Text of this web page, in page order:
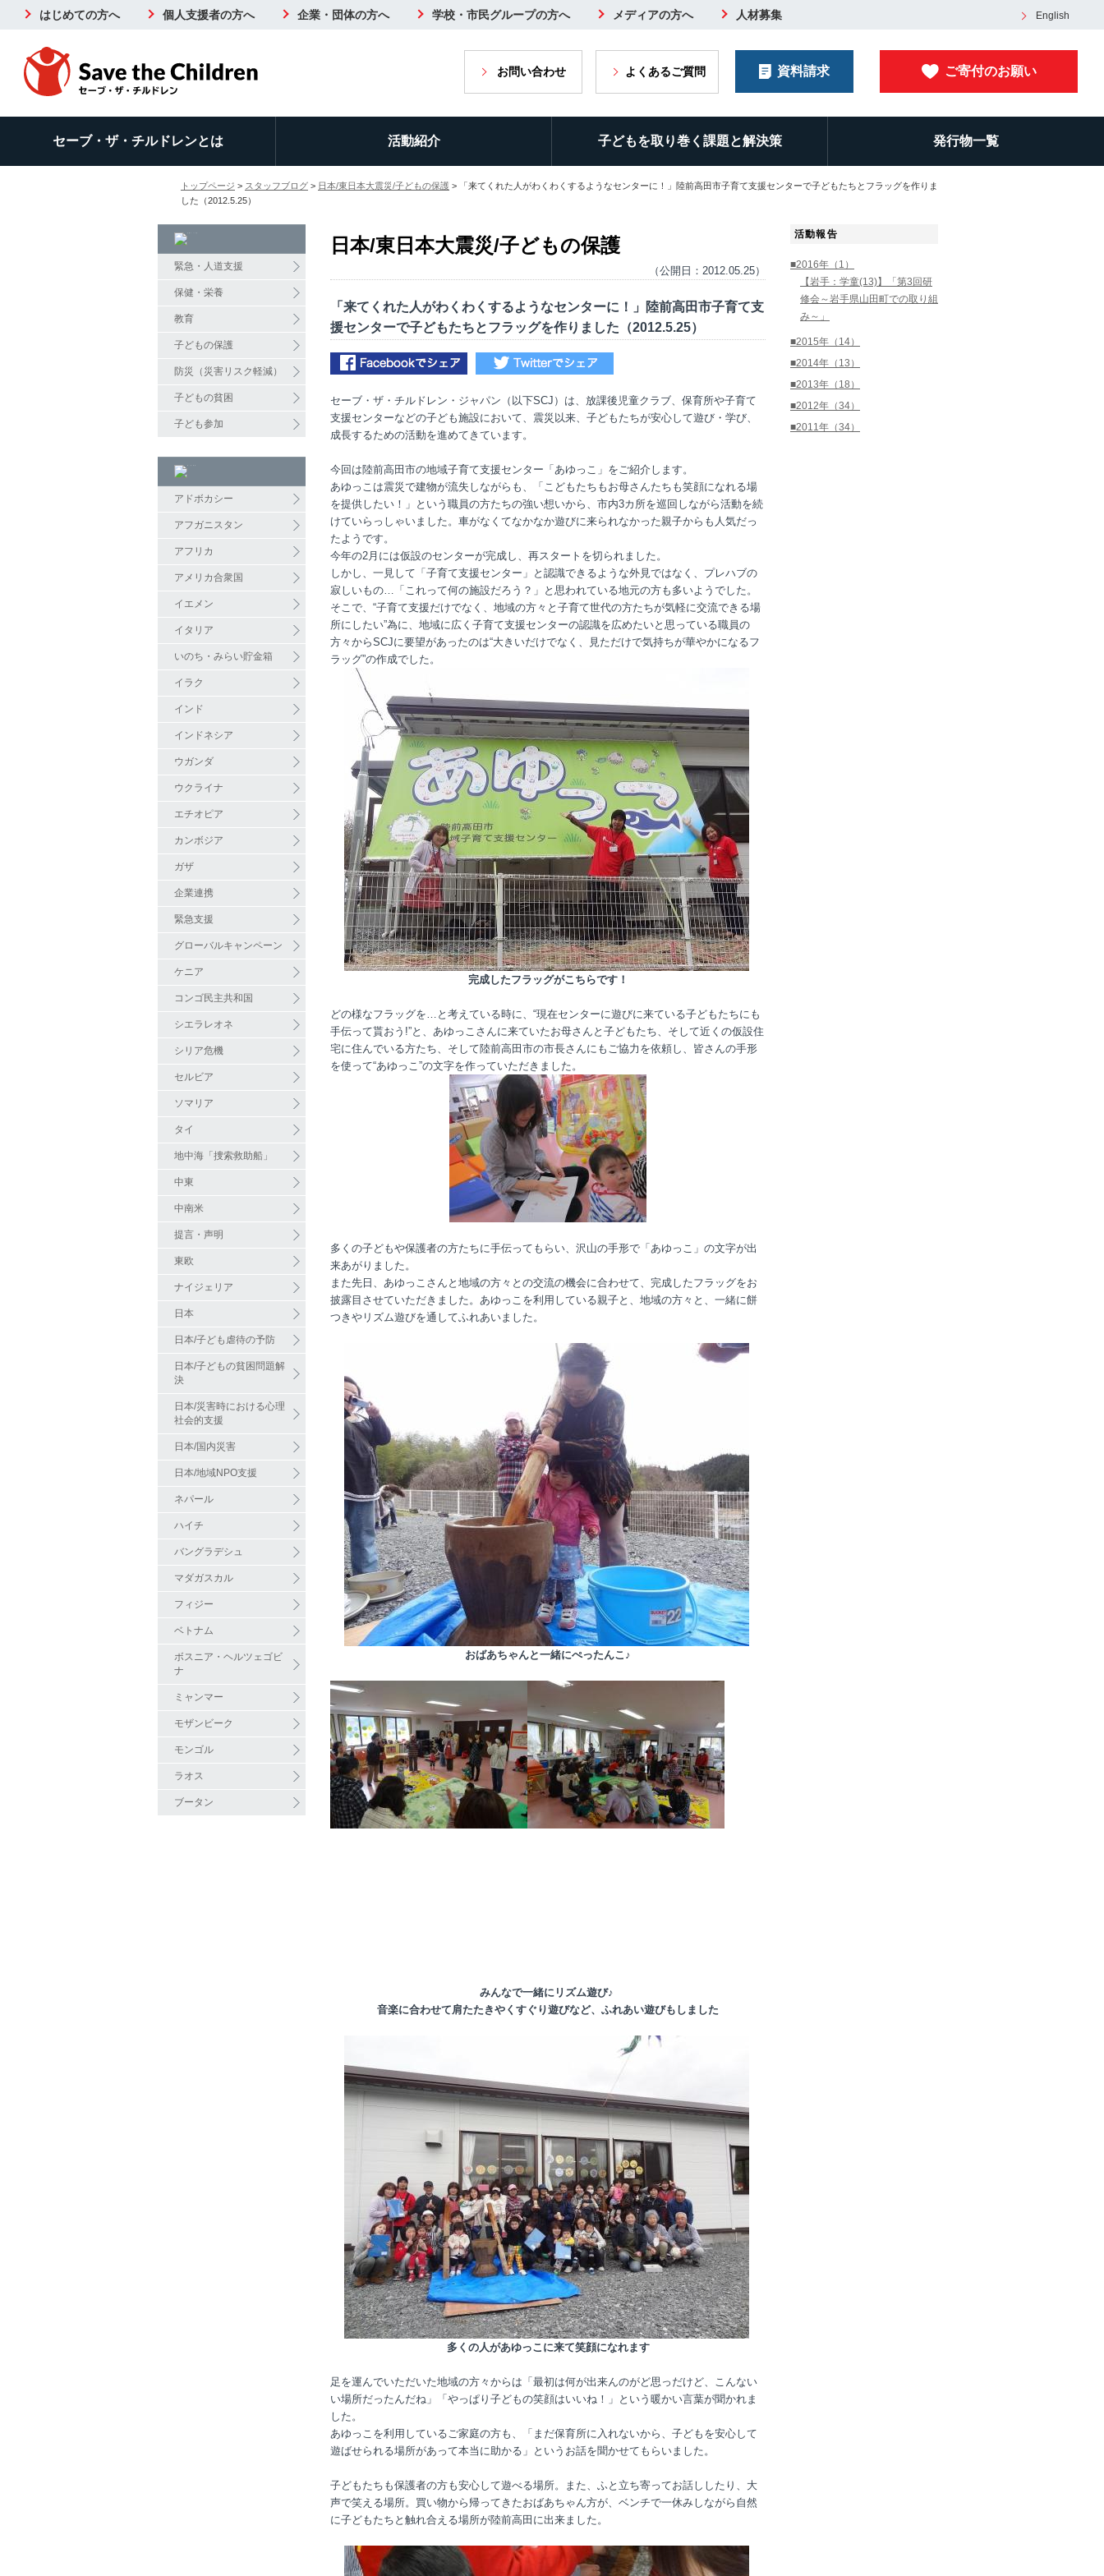
はじめての方へ 個人支援者の方へ 企業・団体の方へ 学校・市民グループの方へ メディアの方へ 人材募集 English
お問い合わせ よくあるご質問 資料請求 ご寄付のお願い
セーブ・ザ・チルドレンとは 活動紹介 子どもを取り巻く課題と解決策 発行物一覧
トップページ > スタッフブログ > 日本/東日本大震災/子どもの保護 > 「来てくれた人がわくわくするようなセンターに！」陸前高田市子育て支援センターで子どもたちとフラッグを作りま
した（2012.5.25）
緊急・人道支援
保健・栄養
教育
子どもの保護
防災（災害リスク軽減）
子どもの貧困
子ども参加
アドボカシー
アフガニスタン
アフリカ
アメリカ合衆国
イエメン
イタリア
いのち・みらい貯金箱
イラク
インド
インドネシア
ウガンダ
ウクライナ
エチオピア
カンボジア
ガザ
企業連携
緊急支援
グローバルキャンペーン
ケニア
コンゴ民主共和国
シエラレオネ
シリア危機
セルビア
ソマリア
タイ
地中海「捜索救助船」
中東
中南米
提言・声明
東欧
ナイジェリア
日本
日本/子ども虐待の予防
日本/子どもの貧困問題解
決
日本/災害時における心理
社会的支援
日本/国内災害
日本/地域NPO支援
ネパール
ハイチ
バングラデシュ
マダガスカル
フィジー
ベトナム
ボスニア・ヘルツェゴビ
ナ
ミャンマー
モザンビーク
モンゴル
ラオス
ブータン
日本/東日本大震災/子どもの保護
（公開日：2012.05.25）
「来てくれた人がわくわくするようなセンターに！」陸前高田市子育て支
援センターで子どもたちとフラッグを作りました（2012.5.25）
セーブ・ザ・チルドレン・ジャパン（以下SCJ）は、放課後児童クラブ、保育所や子育て
支援センターなどの子ども施設において、震災以来、子どもたちが安心して遊び・学び、
成長するための活動を進めてきています。
今回は陸前高田市の地域子育て支援センター「あゆっこ」をご紹介します。
あゆっこは震災で建物が流失しながらも、「こどもたちもお母さんたちも笑顔になれる場
を提供したい！」という職員の方たちの強い想いから、市内3カ所を巡回しながら活動を続
けていらっしゃいました。車がなくてなかなか遊びに来られなかった親子からも人気だっ
たようです。
今年の2月には仮設のセンターが完成し、再スタートを切られました。
しかし、一見して「子育て支援センター」と認識できるような外見ではなく、プレハブの
寂しいもの…「これって何の施設だろう？」と思われている地元の方も多いようでした。
そこで、“子育て支援だけでなく、地域の方々と子育て世代の方たちが気軽に交流できる場
所にしたい”為に、地域に広く子育て支援センターの認識を広めたいと思っている職員の
方々からSCJに要望があったのは“大きいだけでなく、見ただけで気持ちが華やかになるフ
ラッグ”の作成でした。
完成したフラッグがこちらです！
どの様なフラッグを…と考えている時に、“現在センターに遊びに来ている子どもたちにも
手伝って貰おう!”と、あゆっこさんに来ていたお母さんと子どもたち、そして近くの仮設住
宅に住んでいる方たち、そして陸前高田市の市長さんにもご協力を依頼し、皆さんの手形
を使って“あゆっこ”の文字を作っていただきました。
多くの子どもや保護者の方たちに手伝ってもらい、沢山の手形で「あゆっこ」の文字が出
来あがりました。
また先日、あゆっこさんと地域の方々との交流の機会に合わせて、完成したフラッグをお
披露目させていただきました。あゆっこを利用している親子と、地域の方々と、一緒に餅
つきやリズム遊びを通してふれあいました。
おばあちゃんと一緒にぺったんこ♪
みんなで一緒にリズム遊び♪
音楽に合わせて肩たたきやくすぐり遊びなど、ふれあい遊びもしました
多くの人があゆっこに来て笑顔になれます
足を運んでいただいた地域の方々からは「最初は何が出来んのがど思っだけど、こんない
い場所だったんだね」「やっぱり子どもの笑顔はいいね！」という暖かい言葉が聞かれま
した。
あゆっこを利用しているご家庭の方も、「まだ保育所に入れないから、子どもを安心して
遊ばせられる場所があって本当に助かる」というお話を聞かせてもらいました。
子どもたちも保護者の方も安心して遊べる場所。また、ふと立ち寄ってお話ししたり、大
声で笑える場所。買い物から帰ってきたおばあちゃん方が、ベンチで一休みしながら自然
に子どもたちと触れ合える場所が陸前高田に出来ました。
活動報告
■2016年（1）
【岩手：学童(13)】「第3回研
修会～岩手県山田町での取り組
み～」
■2015年（14）
■2014年（13）
■2013年（18）
■2012年（34）
■2011年（34）